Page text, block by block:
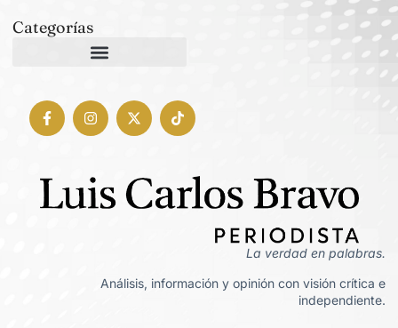
Categorías
La verdad en palabras.
Análisis, información y opinión con visión crítica e
independiente.